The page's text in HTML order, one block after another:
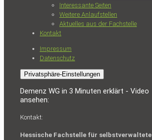
Interessante Seiten
Weitere Anlaufstellen
Aktuelles aus der Fachstelle
Kontakt
Impressum
Datenschutz
Privatsphäre-Einstellungen
Demenz WG in 3 Minuten erklärt - Video
ansehen:
Kontakt:
Hessische Fachstelle für selbstverwaltete